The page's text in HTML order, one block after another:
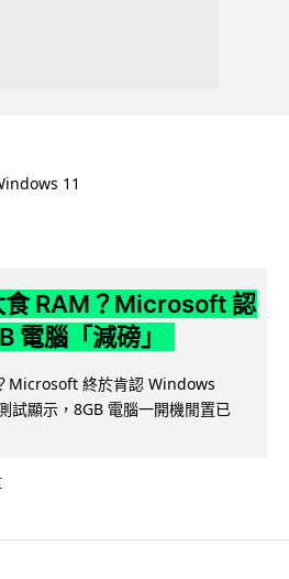
11
RAM？Microsoft 認
電腦「減磅」
Microsoft 終於肯認 Windows
試顯示，8GB 電腦一開機閒置已